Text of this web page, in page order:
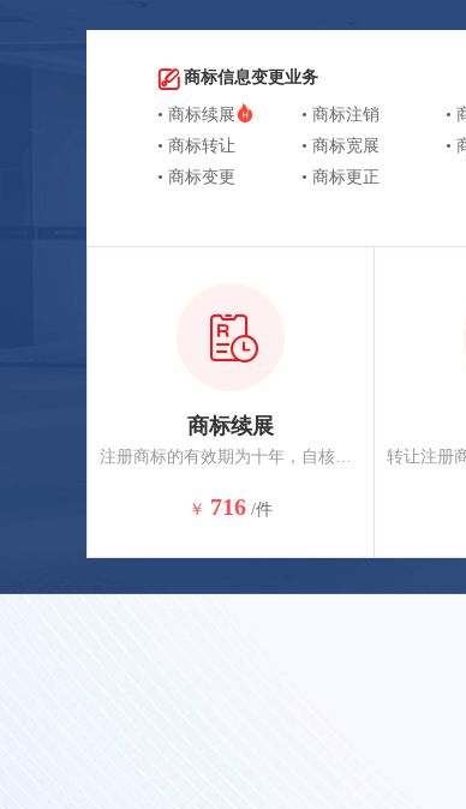
商标信息变更业务
• 商标续展
• 商标转让
• 商标变更
• 商标注销
• 商标宽展
• 商标更正
•
•
商标续展
注册商标的有效期为十年，自核准注册之日起计算。注册商标有效期满，需要继续使用的应申请商标续展，商标到期前12个月内应办理续展，约2-3个月核准完成。
￥ 716 /件